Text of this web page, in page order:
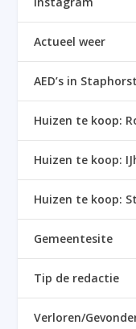
Actueel weer
AED’s in Staphorst
Huizen te koop:
Huizen te koop:
Huizen te koop:
Gemeentesite
Tip de redactie
Verloren/